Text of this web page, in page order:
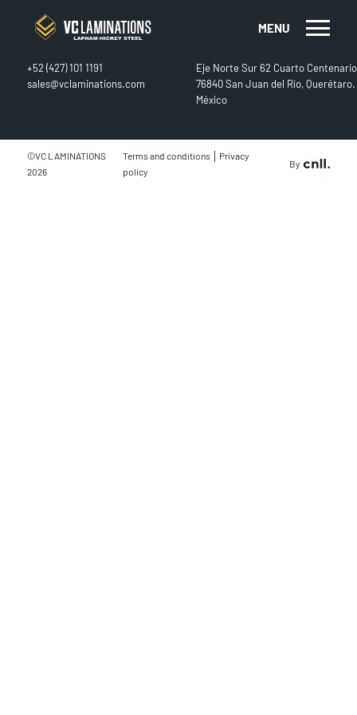
MENU
CONTACT
+52 (427) 101 1191
sales@vclaminations.com
Eje Norte Sur 62 Cuarto Centenario
76840 San Juan del Río, Querétaro.
México
©VC LAMINATIONS
2026
Terms and conditions | Privacy
policy
By